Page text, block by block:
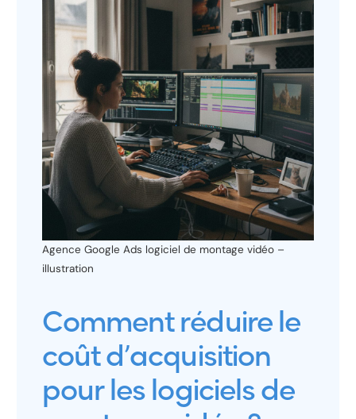
Agence Google Ads logiciel de montage vidéo –
illustration
Comment réduire le
coût d’acquisition
pour les logiciels de